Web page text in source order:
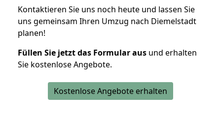
Kontaktieren Sie uns noch heute und lassen Sie
uns gemeinsam Ihren Umzug nach Diemelstadt
planen!
Füllen Sie jetzt das Formular aus und erhalten
Sie kostenlose Angebote.
Kostenlose Angebote erhalten